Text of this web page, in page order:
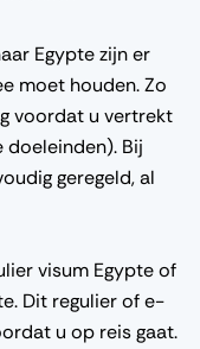
Egypte zijn er
moet houden. Zo
voordat u vertrekt
doeleinden). Bij
geregeld, al
visum Egypte of
Dit regulier of e-
u op reis gaat.